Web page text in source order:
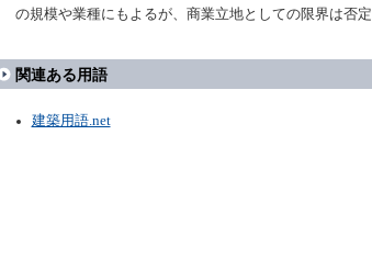
の規模や業種にもよるが、商業立地としての限界は否定
関連ある用語
建築用語.net